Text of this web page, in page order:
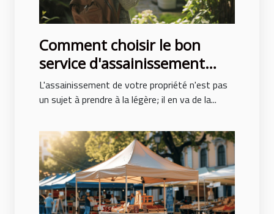
Comment choisir le bon
service d'assainissement
pour votre propriété
L'assainissement de votre propriété n'est pas
un sujet à prendre à la légère; il en va de la...